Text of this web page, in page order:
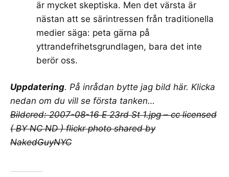
är mycket skeptiska. Men det värsta är
nästan att se särintressen från traditionella
medier säga: peta gärna på
yttrandefrihetsgrundlagen, bara det inte
berör oss.
Uppdatering. På inrådan bytte jag bild här. Klicka
nedan om du vill se första tanken…
Bildcred:2007-08-16 E 23rd St 1.jpg – cc licensed
( BY NC ND ) flickr photoshared by
NakedGuyNYC